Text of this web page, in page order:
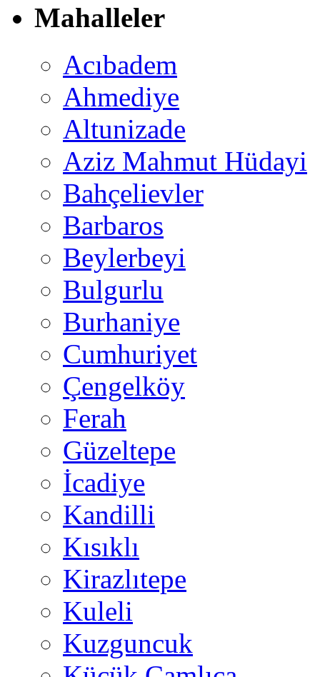
Mahalleler
Acıbadem
Ahmediye
Altunizade
Aziz Mahmut Hüdayi
Bahçelievler
Barbaros
Beylerbeyi
Bulgurlu
Burhaniye
Cumhuriyet
Çengelköy
Ferah
Güzeltepe
İcadiye
Kandilli
Kısıklı
Kirazlıtepe
Kuleli
Kuzguncuk